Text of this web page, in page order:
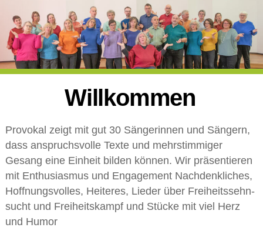
Willkommen
Provokal zeigt mit gut 30 Sängerinnen und Sängern,
dass anspruchsvolle Texte und mehrstimmiger
Gesang eine Einheit bilden können. Wir präsentieren
mit Enthusiasmus und Engagement Nach­denk­li­ches,
Hoff­nungs­vol­les, Heiteres, Lieder über Frei­heits­sehn­
sucht und Frei­heits­kampf und Stücke mit viel Herz
und Hu­mor